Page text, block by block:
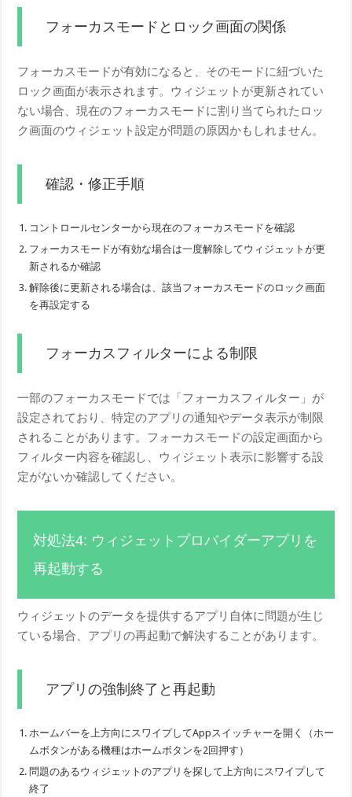
フォーカスモードとロック画面の関係
フォーカスモードが有効になると、そのモードに紐づいた
ロック画面が表示されます。ウィジェットが更新されてい
ない場合、現在のフォーカスモードに割り当てられたロッ
ク画面のウィジェット設定が問題の原因かもしれません。
確認・修正手順
コントロールセンターから現在のフォーカスモードを確認
フォーカスモードが有効な場合は一度解除してウィジェットが更
新されるか確認
解除後に更新される場合は、該当フォーカスモードのロック画面
を再設定する
フォーカスフィルターによる制限
一部のフォーカスモードでは「フォーカスフィルター」が
設定されており、特定のアプリの通知やデータ表示が制限
されることがあります。フォーカスモードの設定画面から
フィルター内容を確認し、ウィジェット表示に影響する設
定がないか確認してください。
対処法4: ウィジェットプロバイダーアプリを
再起動する
ウィジェットのデータを提供するアプリ自体に問題が生じ
ている場合、アプリの再起動で解決することがあります。
アプリの強制終了と再起動
ホームバーを上方向にスワイプしてAppスイッチャーを開く（ホー
ムボタンがある機種はホームボタンを2回押す）
問題のあるウィジェットのアプリを探して上方向にスワイプして
終了